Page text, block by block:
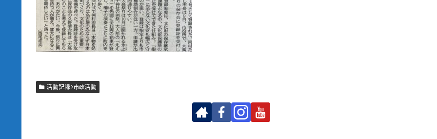
活動記録>市政活動